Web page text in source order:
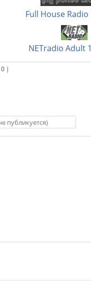
Full House Radio
NETradio Adult
0 |